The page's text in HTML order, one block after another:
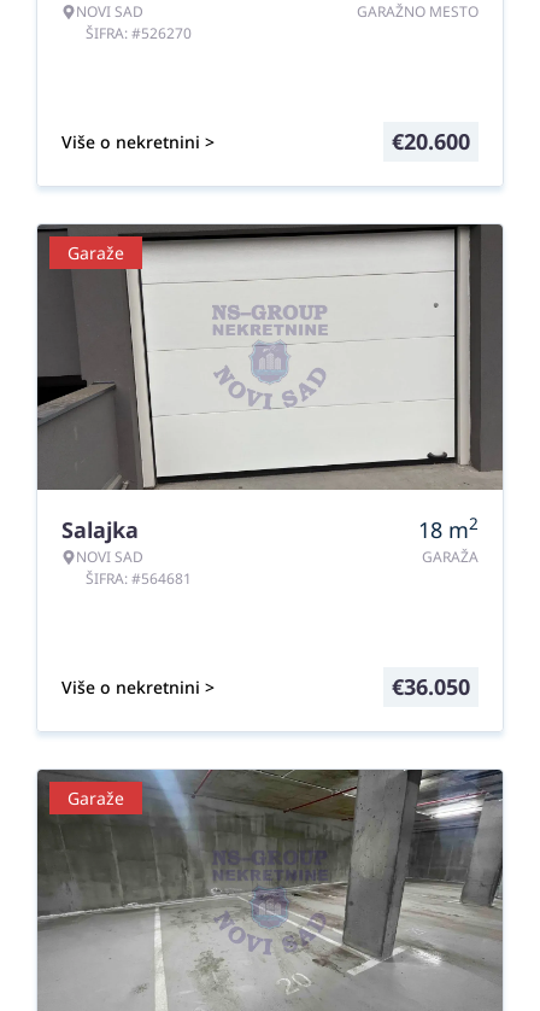
NOVI SAD
ŠIFRA: #526270
GARAŽNO MESTO
Više o nekretnini > €20.600
Garaže
Salajka
NOVI SAD
ŠIFRA: #564681
18 m2
GARAŽA
Više o nekretnini > €36.050
Garaže